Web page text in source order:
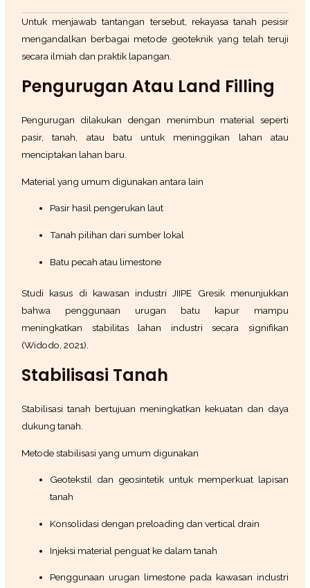
Untuk menjawab tantangan tersebut, rekayasa tanah pesisir
mengandalkan berbagai metode geoteknik yang telah teruji
secara ilmiah dan praktik lapangan.
Pengurugan Atau Land Filling
Pengurugan dilakukan dengan menimbun material seperti
pasir, tanah, atau batu untuk meninggikan lahan atau
menciptakan lahan baru.
Material yang umum digunakan antara lain
Pasir hasil pengerukan laut
Tanah pilihan dari sumber lokal
Batu pecah atau limestone
Studi kasus di kawasan industri JIIPE Gresik menunjukkan
bahwa penggunaan urugan batu kapur mampu
meningkatkan stabilitas lahan industri secara signifikan
(Widodo, 2021).
Stabilisasi Tanah
Stabilisasi tanah bertujuan meningkatkan kekuatan dan daya
dukung tanah.
Metode stabilisasi yang umum digunakan
Geotekstil dan geosintetik untuk memperkuat lapisan
tanah
Konsolidasi dengan preloading dan vertical drain
Injeksi material penguat ke dalam tanah
Penggunaan urugan limestone pada kawasan industri